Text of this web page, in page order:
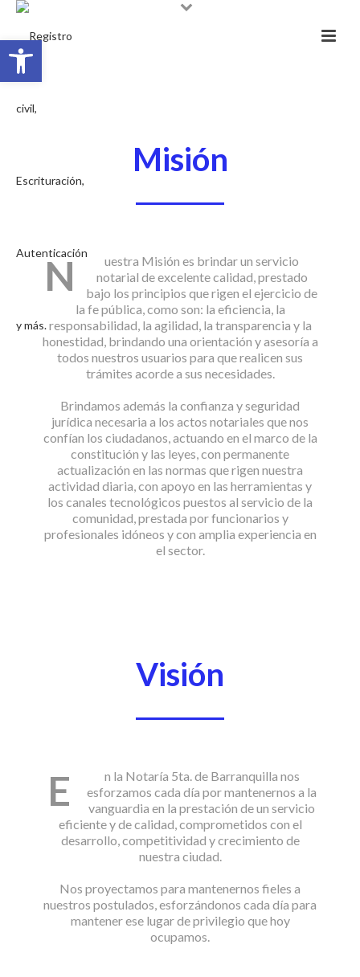
Abrir barra de herramientas
Misión
N
uestra Misión es brindar un servicio
notarial de excelente calidad, prestado
bajo los principios que rigen el ejercicio de
la fe pública, como son: la eficiencia, la
responsabilidad, la agilidad, la transparencia y la
honestidad, brindando una orientación y asesoría a
todos nuestros usuarios para que realicen sus
trámites acorde a sus necesidades.
Brindamos además la confianza y seguridad
jurídica necesaria a los actos notariales que nos
confían los ciudadanos, actuando en el marco de la
constitución y las leyes, con permanente
actualización en las normas que rigen nuestra
actividad diaria, con apoyo en las herramientas y
los canales tecnológicos puestos al servicio de la
comunidad, prestada por funcionarios y
profesionales idóneos y con amplia experiencia en
el sector.
Visión
E
n la Notaría 5ta. de Barranquilla nos
esforzamos cada día por mantenernos a la
vanguardia en la prestación de un servicio
eficiente y de calidad, comprometidos con el
desarrollo, competitividad y crecimiento de
nuestra ciudad.
Nos proyectamos para mantenernos fieles a
nuestros postulados, esforzándonos cada día para
mantener ese lugar de privilegio que hoy
ocupamos.